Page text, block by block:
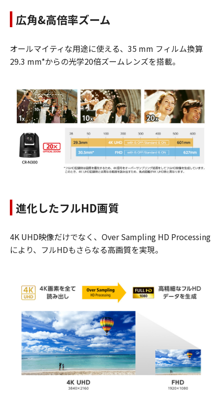
広角&高倍率ズーム
オールマイティな用途に使える、35 mm フィルム換算
29.3 mm*からの光学20倍ズームレンズを搭載。
進化したフルHD画質
4K UHD映像だけでなく、Over Sampling HD Processing
により、フルHDもさらなる高画質を実現。